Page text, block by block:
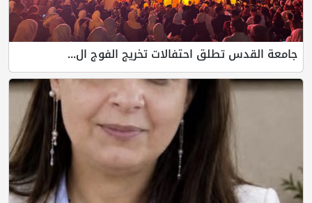
جامعة القدس تطلق احتفالات تخريج الفوج ال...